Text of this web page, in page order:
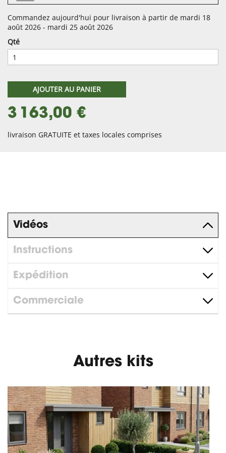
Commandez aujourd'hui pour livraison à partir de mardi 18
août 2026 - mardi 25 août 2026
Qté
AJOUTER AU PANIER
3 163,00 €
livraison GRATUITE et taxes locales comprises
Vidéos
Instructions
Expédition
Commerciale
Autres kits